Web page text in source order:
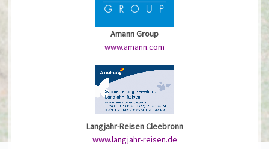
Amann Group
www.amann.com
Langjahr-Reisen Cleebronn
www.langjahr-reisen.de